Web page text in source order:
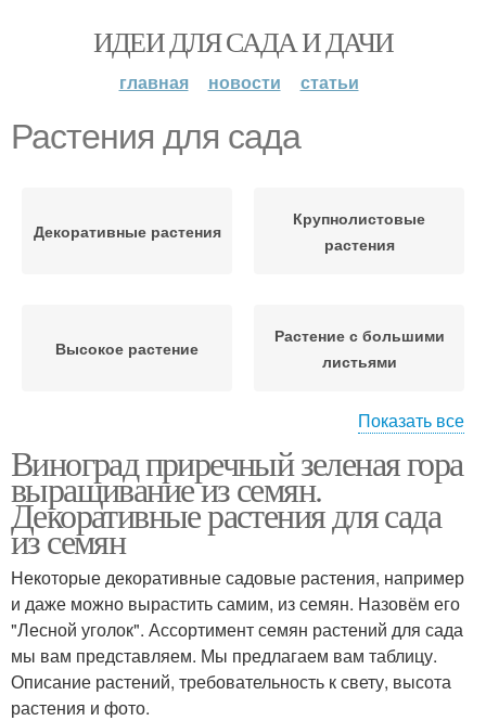
ИДЕИ ДЛЯ САДА И ДАЧИ
главная новости статьи
Растения для сада
Декоративные растения
Крупнолистовые
растения
Высокое растение
Растение с большими
листьями
Уличное растение
Растения с большими
листьями
Листы для сада
Растения с красивыми
листьями
Популярные растения
Показать все
Виноград приречный зеленая гора
выращивание из семян.
Декоративные растения для сада
из семян
Некоторые декоративные садовые растения, например
и даже можно вырастить самим, из семян. Назовём его
"Лесной уголок". Ассортимент семян растений для сада
мы вам представляем. Мы предлагаем вам таблицу.
Описание растений, требовательность к свету, высота
растения и фото.